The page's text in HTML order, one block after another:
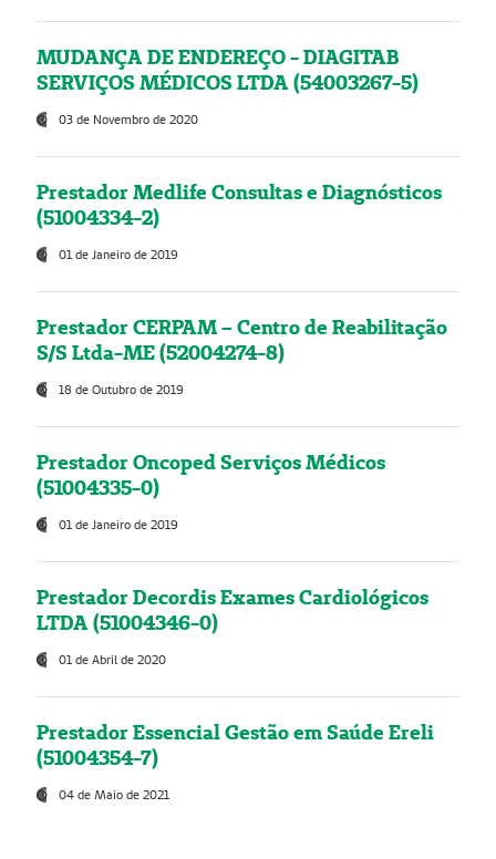
MUDANÇA DE ENDEREÇO - DIAGITAB
SERVIÇOS MÉDICOS LTDA (54003267-5)
03 de Novembro de 2020
Prestador Medlife Consultas e Diagnósticos
(51004334-2)
01 de Janeiro de 2019
Prestador CERPAM – Centro de Reabilitação
S/S Ltda-ME (52004274-8)
18 de Outubro de 2019
Prestador Oncoped Serviços Médicos
(51004335-0)
01 de Janeiro de 2019
Prestador Decordis Exames Cardiológicos
LTDA (51004346-0)
01 de Abril de 2020
Prestador Essencial Gestão em Saúde Ereli
(51004354-7)
04 de Maio de 2021